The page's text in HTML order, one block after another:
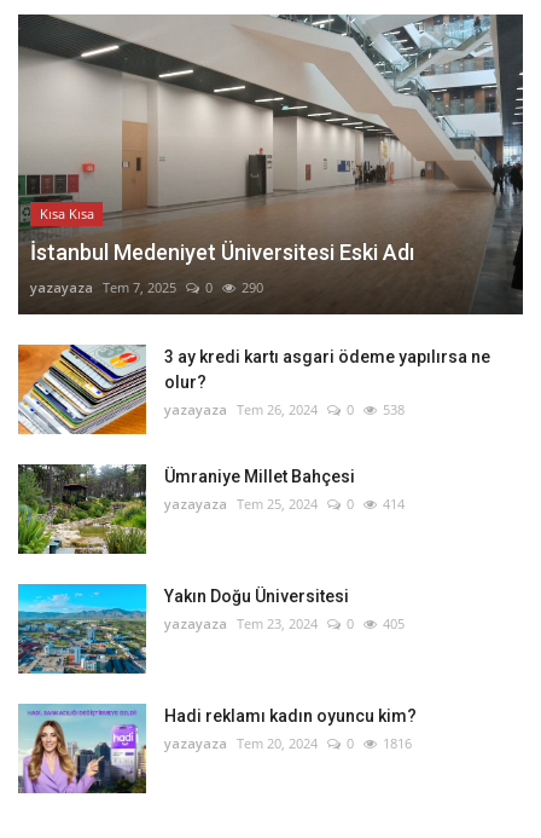
Kısa Kısa
İstanbul Medeniyet Üniversitesi Eski Adı
yazayaza Tem 7, 2025 0 290
3 ay kredi kartı asgari ödeme yapılırsa ne
olur?
yazayaza Tem 26, 2024 0 538
Ümraniye Millet Bahçesi
yazayaza Tem 25, 2024 0 414
Yakın Doğu Üniversitesi
yazayaza Tem 23, 2024 0 405
Hadi reklamı kadın oyuncu kim?
yazayaza Tem 20, 2024 0 1816